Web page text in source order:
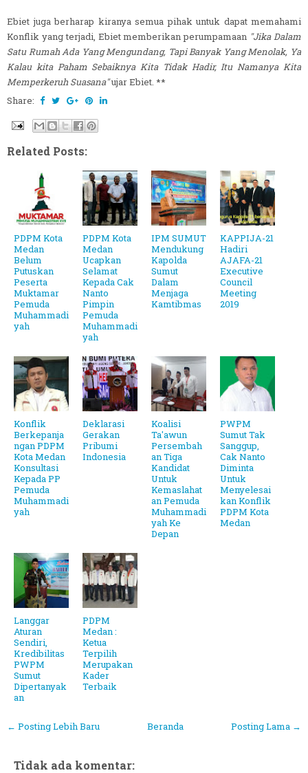
Ebiet juga berharap kiranya semua pihak untuk dapat memahami
Konflik yang terjadi, Ebiet memberikan perumpamaan "Jika Dalam
Satu Rumah Ada Yang Mengundang, Tapi Banyak Yang Menolak, Ya
Kalau kita Paham Sebaiknya Kita Tidak Hadir, Itu Namanya Kita
Memperkeruh Suasana"ujar Ebiet. **
Share:
Related Posts:
PDPM Kota
Medan
Belum
Putuskan
Peserta
Muktamar
Pemuda
Muhammadi
yah
PDPM Kota
Medan
Ucapkan
Selamat
Kepada Cak
Nanto
Pimpin
Pemuda
Muhammadi
yah
IPM SUMUT
Mendukung
Kapolda
Sumut
Dalam
Menjaga
Kamtibmas
KAPPIJA-21
Hadiri
AJAFA-21
Executive
Council
Meeting
2019
Konflik
Berkepanja
ngan PDPM
Kota Medan
Konsultasi
Kepada PP
Pemuda
Muhammadi
yah
Deklarasi
Gerakan
Pribumi
Indonesia
Koalisi
Ta'awun
Persembah
an Tiga
Kandidat
Untuk
Kemaslahat
an Pemuda
Muhammadi
yah Ke
Depan
PWPM
Sumut Tak
Sanggup,
Cak Nanto
Diminta
Untuk
Menyelesai
kan Konflik
PDPM Kota
Medan
Langgar
Aturan
Sendiri,
Kredibilitas
PWPM
Sumut
Dipertanyak
an
PDPM
Medan :
Ketua
Terpilih
Merupakan
Kader
Terbaik
← Posting Lebih Baru Posting Lama →
Beranda
Tidak ada komentar: